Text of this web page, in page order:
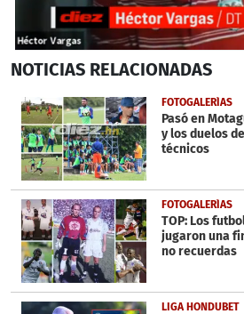
seconds
2
minutes,
58
seconds
NOTICIAS RELACIONADAS
FOTOGALERÍAS
Pasó en
y los duelos
técnicos
FOTOGALERÍAS
TOP: Los
jugaron una
no recuerdas
LIGA HONDUBET